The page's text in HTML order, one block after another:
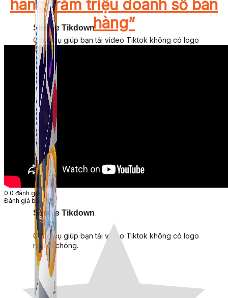
Simple Tikdown
Công cụ giúp bạn tải video Tiktok không có logo
nhanh chóng.
Simple Tikdown
Công cụ giúp bạn tải video Tiktok không có logo
nhanh chóng.
hàng trăm triệu doanh số bán
hàng”
0 0 đánh giá
Đánh giá bài viết